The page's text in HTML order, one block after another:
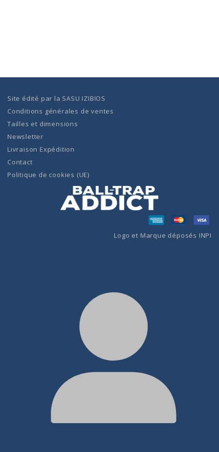
Site édité par la SASU IZIBIOS
Conditions générales de ventes
Tailles et dimensions
Newsletter
Livraison Expédition
Contact
Politique de cookies (UE)
Logo et Marque déposés INPI